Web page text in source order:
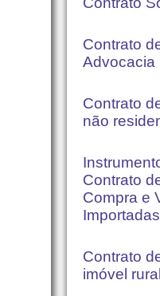
Contrato
Advocacia
Contrato
não
Contrato
Compra e
Importadas
Contrato
imóvel rural